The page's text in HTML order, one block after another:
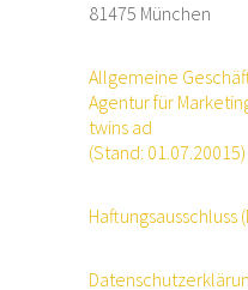
81475 München
Allgemeine
Agentur für
twins ad
(Stand: 01.07.20015)
Haftungsausschluss